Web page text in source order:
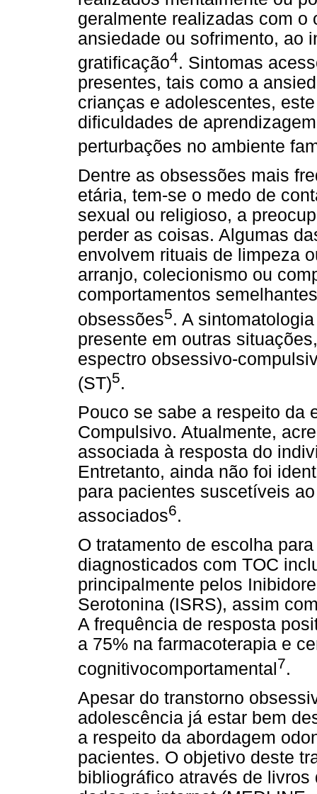
geralmente realizadas com o
ansiedade ou sofrimento, ao
gratificação4. Sintomas
presentes, tais como a
crianças e adolescentes,
dificuldades de
perturbações no ambiente
Dentre as obsessões mais
etária, tem-se o medo de
sexual ou religioso, a
perder as coisas. Algumas
envolvem rituais de limpeza
arranjo, colecionismo ou
comportamentos
obsessões5. A
presente em outras
espectro obsessivo-
(ST)5.
Pouco se sabe a respeito da
Compulsivo. Atualmente,
associada à resposta do
Entretanto, ainda não foi
para pacientes suscetíveis
associados6.
O tratamento de escolha
diagnosticados com TOC
principalmente pelos
Serotonina (ISRS), assim
A frequência de resposta
a 75% na farmacoterapia e
cognitivocomportamental7.
Apesar do transtorno
adolescência já estar bem
a respeito da abordagem
pacientes. O objetivo deste
bibliográfico através de